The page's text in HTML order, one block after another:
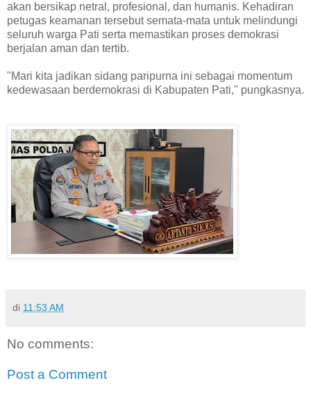
akan bersikap netral, profesional, dan humanis. Kehadiran
petugas keamanan tersebut semata-mata untuk melindungi
seluruh warga Pati serta memastikan proses demokrasi
berjalan aman dan tertib.
"Mari kita jadikan sidang paripurna ini sebagai momentum
kedewasaan berdemokrasi di Kabupaten Pati," pungkasnya.
di 11:53 AM
No comments:
Post a Comment